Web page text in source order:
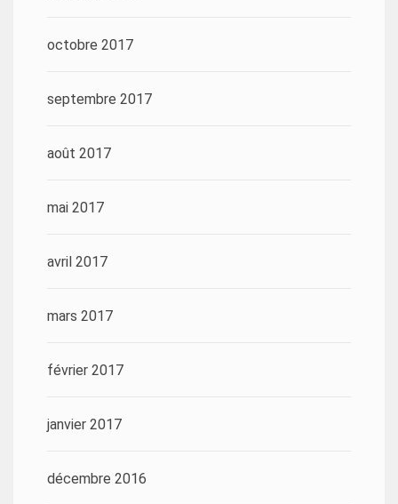
octobre 2017
septembre 2017
août 2017
mai 2017
avril 2017
mars 2017
février 2017
janvier 2017
décembre 2016